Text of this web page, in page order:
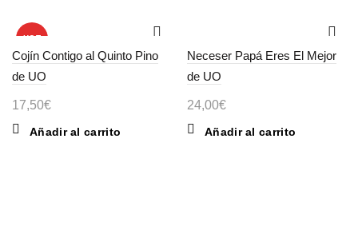
HOT
Cojín Contigo al Quinto Pino
de UO
17,50€
Añadir al carrito
Neceser Papá Eres El Mejor
de UO
24,00€
Añadir al carrito